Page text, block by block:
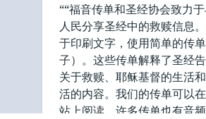
““福音传单和圣经协会致力
人民分享圣经中的救赎信息
于印刷文字，使用简单的传
子）。这些传单解释了圣经
关于救赎、耶稣基督的生活
活的内容。我们的传单可以
站上阅读，许多传单也有音